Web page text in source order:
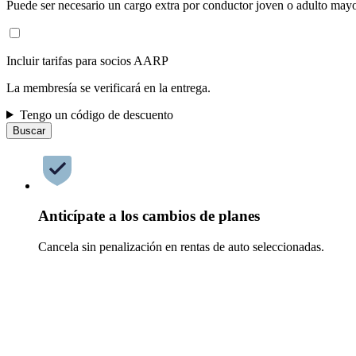
Puede ser necesario un cargo extra por conductor joven o adulto
Incluir tarifas para socios AARP
La membresía se verificará en la entrega.
Tengo un código de descuento
Buscar
Anticípate a los cambios de planes
Cancela sin penalización en rentas de auto seleccionadas.